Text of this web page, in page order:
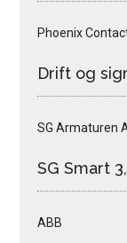
Phoenix
Drift og
SG Armaturen
SG Smart
ABB